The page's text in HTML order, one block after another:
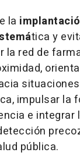
la
tica y
la red de
impulsar la
e
pública.